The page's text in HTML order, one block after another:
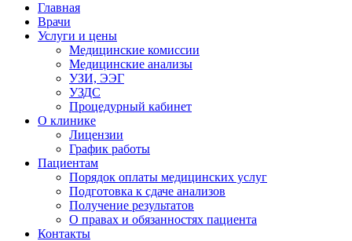
Главная
Врачи
Услуги и цены
Медицинские комиссии
Медицинские анализы
УЗИ, ЭЭГ
УЗДС
Процедурный кабинет
О клинике
Лицензии
График работы
Пациентам
Порядок оплаты медицинских услуг
Подготовка к сдаче анализов
Получение результатов
О правах и обязанностях пациента
Контакты